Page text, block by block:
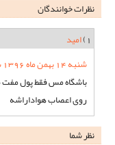
نظرات خوانندگان
1) امید
شنبه 14 بهمن ماه 1396 ساعت 15:42
باشگاه مس فقط پول مفت
روی اعصاب هواداراشه
نظر شما